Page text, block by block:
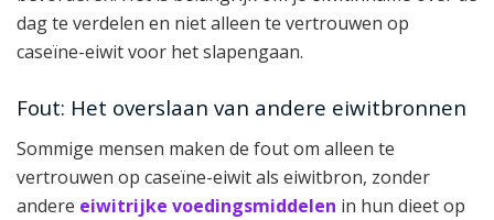
dag te verdelen en niet alleen te vertrouwen op
caseïne-eiwit voor het slapengaan.
Fout: Het overslaan van andere eiwitbronnen
Sommige mensen maken de fout om alleen te
vertrouwen op caseïne-eiwit als eiwitbron, zonder
andere eiwitrijke voedingsmiddelen in hun dieet op